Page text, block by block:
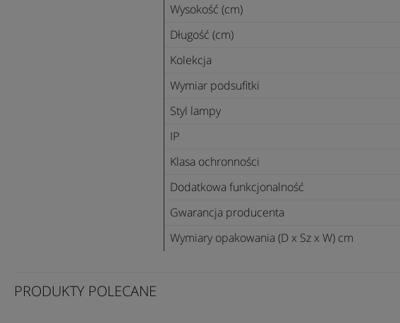
Wysokość (cm)
Długość (cm)
Kolekcja
Wymiar podsufitki
Styl lampy
IP
Klasa ochronności
Dodatkowa funkcjonalność
Gwarancja producenta
Wymiary opakowania (D x Sz x W) cm
PRODUKTY POLECANE